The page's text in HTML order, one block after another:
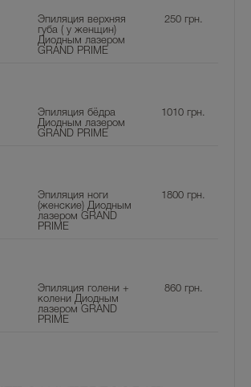
Эпиляция верхняя
губа ( у женщин)
Диодным лазером
GRAND PRIME
250грн.
Эпиляция бёдра
Диодным лазером
GRAND PRIME
1010 грн.
Эпиляция ноги
(женские) Диодным
лазером GRAND
PRIME
1800 грн.
Эпиляция голени +
колени Диодным
лазером GRAND
PRIME
860грн.